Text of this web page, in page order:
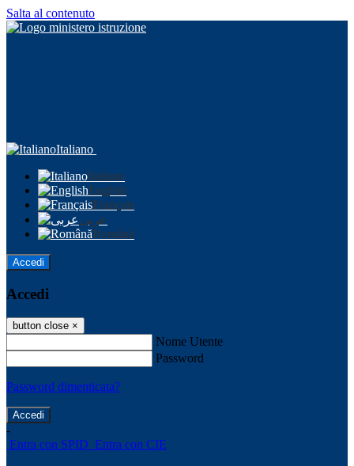
Salta al contenuto
Italiano
Italiano
English
Français
عربى
Română
Accedi
Accedi
button close ×
Nome Utente
Password
Password dimenticata?
-
Entra con SPID Entra con CIE